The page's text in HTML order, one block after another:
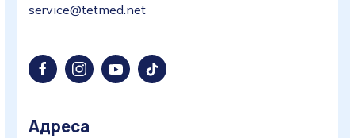
service@tetmed.net
Адреса